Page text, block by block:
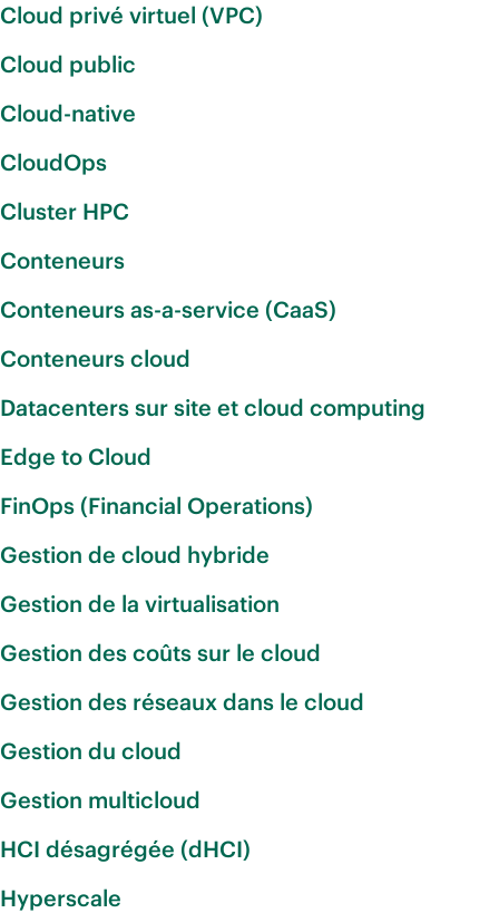
Cloud privé virtuel (VPC)
Cloud public
Cloud-native
CloudOps
Cluster HPC
Conteneurs
Conteneurs as-a-service (CaaS)
Conteneurs cloud
Datacenters sur site et cloud computing
Edge to Cloud
FinOps (Financial Operations)
Gestion de cloud hybride
Gestion de la virtualisation
Gestion des coûts sur le cloud
Gestion des réseaux dans le cloud
Gestion du cloud
Gestion multicloud
HCI désagrégée (dHCI)
Hyperscale